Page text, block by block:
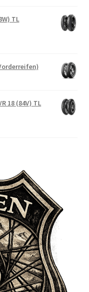
TL
18 (84V) TL